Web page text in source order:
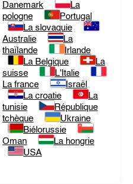
Danemark
La
pologne
Portugal
La slovaquie
Australie
La
thaïlande
Irlande
La Belgique
La
suisse
L'Italie
La france
Israël
La croatie
La
tunisie
République
tchèque
Ukraine
Biélorussie
Oman
La hongrie
USA